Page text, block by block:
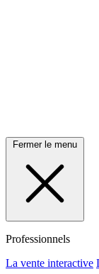
Fermer le menu
Professionnels
La vente interactive